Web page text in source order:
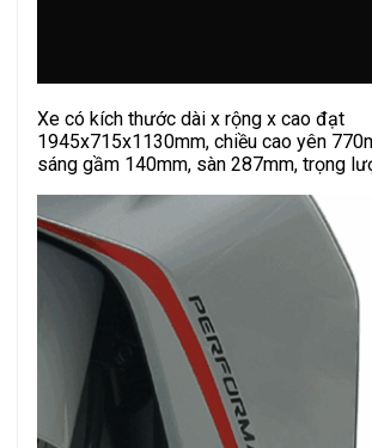
Xe có kích thước dài x rộng x cao đạt
1945x715x1130mm, chiều cao yên
sáng gầm 140mm, sàn 287mm, trọng